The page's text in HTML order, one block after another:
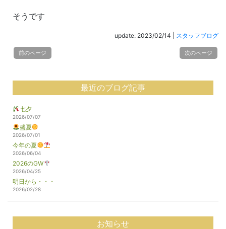
そうです
update: 2023/02/14 スタッフブログ
前のページ 次のページ
最近のブログ記事
七夕
2026/07/07
盛夏
2026/07/01
今年の夏
2026/06/04
2026のGW
2026/04/25
明日から・・・
2026/02/28
お知らせ